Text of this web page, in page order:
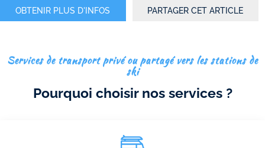
OBTENIR PLUS D'INFOS PARTAGER CET ARTICLE
Pourquoi choisir nos services ?
Services de transport privé ou partagé vers les stations de
ski